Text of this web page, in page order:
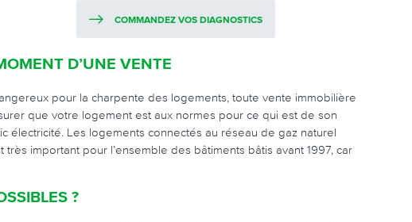
COMMANDEZ VOS DIAGNOSTICS
D’UNE VENTE
pour la charpente des logements, toute vente immobilière
que votre logement est aux normes pour ce qui est de son
électricité. Les logements connectés au réseau de gaz naturel
important pour l’ensemble des bâtiments bâtis avant 1997, car
?